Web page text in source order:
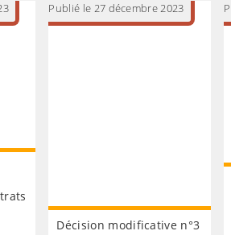
Publié le 27 décembre 2023
Décision modificative n°3